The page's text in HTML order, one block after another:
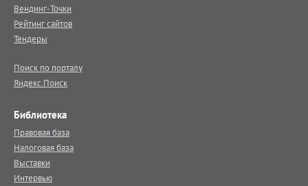
Вендинг-Точки
Рейтинг сайтов
Тендеры
Поиск по порталу
Яндекс.Поиск
Библиотека
Правовая база
Налоговая база
Выставки
Интервью